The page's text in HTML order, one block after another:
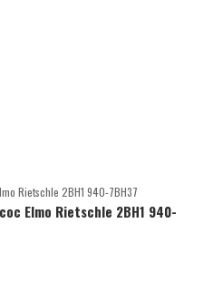
Elmo Rietschle 2BH1 940-